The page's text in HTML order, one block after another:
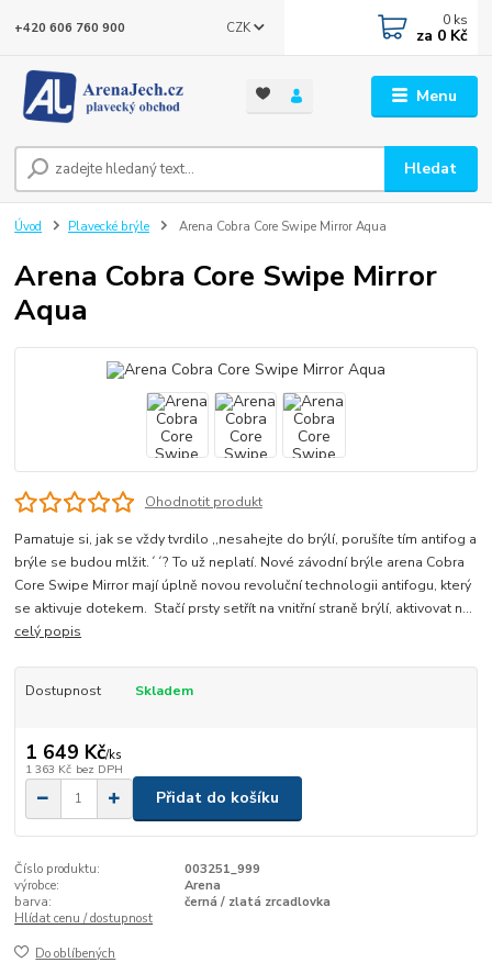
Menu
CZK
Hledat
+420 606 760 900 0 ks
za 0 Kč
Úvod Plavecké brýle Arena Cobra Core Swipe Mirror Aqua
Arena Cobra Core Swipe Mirror
Aqua
Ohodnotit produkt
Pamatuje si, jak se vždy tvrdilo ,,nesahejte do brýlí, porušíte tím antifog a
brýle se budou mlžit.´´? To už neplatí. Nové závodní brýle arena Cobra
Core Swipe Mirror mají úplně novou revoluční technologii antifogu, který
se aktivuje dotekem. Stačí prsty setřít na vnitřní straně brýlí, aktivovat n...
celý popis
Dostupnost Skladem
1 649 Kč/ks
1 363 Kč bez DPH
Přidat do košíku
Číslo produktu:
003251_999
výrobce:
Arena
barva:
černá / zlatá zrcadlovka
Hlídat cenu / dostupnost
Do oblíbených